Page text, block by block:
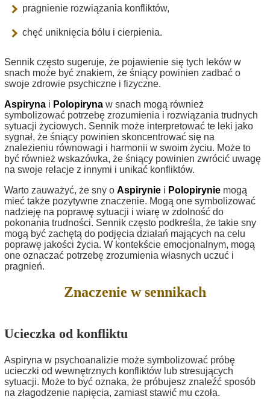
pragnienie rozwiązania konfliktów,
chęć uniknięcia bólu i cierpienia.
Sennik często sugeruje, że pojawienie się tych leków w
snach może być znakiem, że śniący powinien zadbać o
swoje zdrowie psychiczne i fizyczne.
Aspiryna i Polopiryna w snach mogą również
symbolizować potrzebę zrozumienia i rozwiązania trudnych
sytuacji życiowych. Sennik może interpretować te leki jako
sygnał, że śniący powinien skoncentrować się na
znalezieniu równowagi i harmonii w swoim życiu. Może to
być również wskazówka, że śniący powinien zwrócić uwagę
na swoje relacje z innymi i unikać konfliktów.
Warto zauważyć, że sny o Aspirynie i Polopirynie mogą
mieć także pozytywne znaczenie. Mogą one symbolizować
nadzieję na poprawę sytuacji i wiarę w zdolność do
pokonania trudności. Sennik często podkreśla, że takie sny
mogą być zachętą do podjęcia działań mających na celu
poprawę jakości życia. W kontekście emocjonalnym, mogą
one oznaczać potrzebę zrozumienia własnych uczuć i
pragnień.
Znaczenie w sennikach
Ucieczka od konfliktu
Aspiryna w psychoanalizie może symbolizować próbę
ucieczki od wewnętrznych konfliktów lub stresujących
sytuacji. Może to być oznaka, że próbujesz znaleźć sposób
na złagodzenie napięcia, zamiast stawić mu czoła.